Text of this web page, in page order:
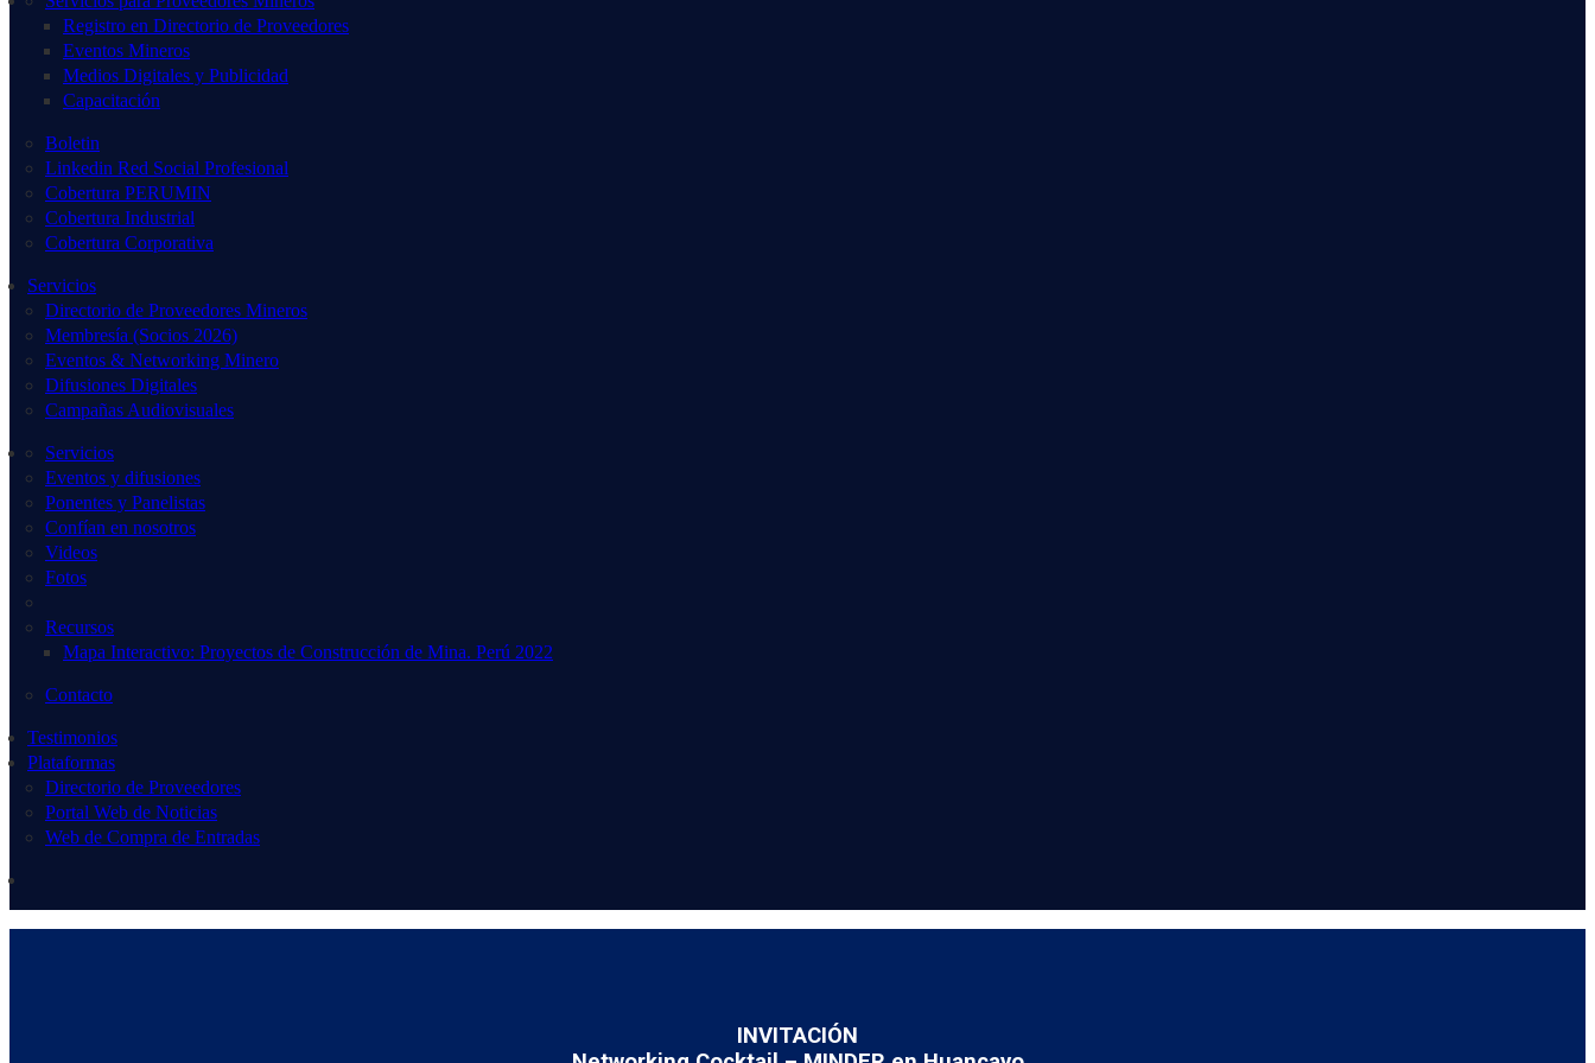
Registro en Directorio de Proveedores
Eventos Mineros
Medios Digitales y Publicidad
Capacitación
Boletin
Linkedin Red Social Profesional
Cobertura PERUMIN
Cobertura Industrial
Cobertura Corporativa
Servicios
Directorio de Proveedores Mineros
Membresía (Socios 2026)
Eventos & Networking Minero
Difusiones Digitales
Campañas Audiovisuales
Servicios
Eventos y difusiones
Ponentes y Panelistas
Confían en nosotros
Videos
Fotos
Recursos
Mapa Interactivo: Proyectos de Construcción de Mina. Perú 2022
Contacto
Testimonios
Plataformas
Directorio de Proveedores
Portal Web de Noticias
Web de Compra de Entradas
INVITACIÓN